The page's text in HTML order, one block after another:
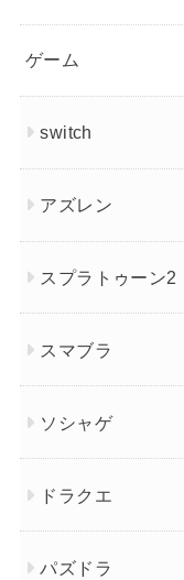
ゲーム
switch
アズレン
スプラトゥーン2
スマブラ
ソシャゲ
ドラクエ
パズドラ